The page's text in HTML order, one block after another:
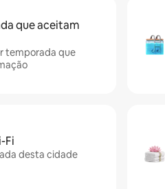
que aceitam
temporada que
Fi
desta cidade